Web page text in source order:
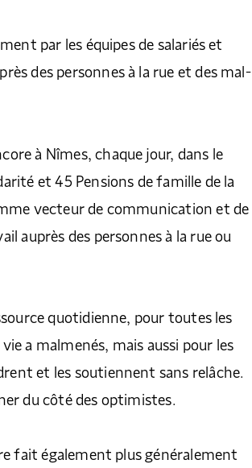
par les équipes de salariés et
des personnes à la rue et des mal-
à Nîmes, chaque jour, dans le
et 45 Pensions de famille de la
vecteur de communication et de
auprès des personnes à la rue ou
quotidienne, pour toutes les
a malmenés, mais aussi pour les
et les soutiennent sans relâche.
du côté des optimistes.
fait également plus généralement